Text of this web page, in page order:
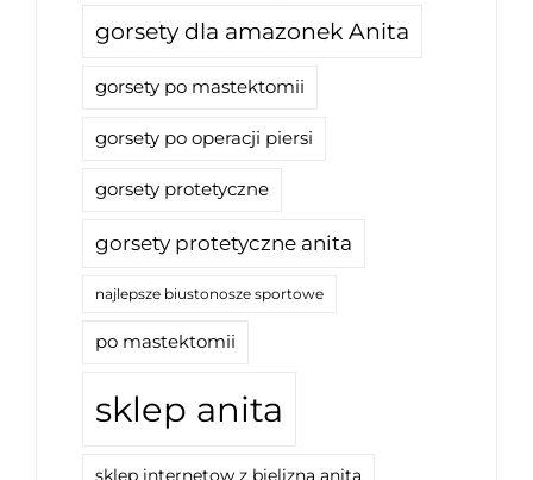
gorsety dla amazonek Anita
gorsety po mastektomii
gorsety po operacji piersi
gorsety protetyczne
gorsety protetyczne anita
najlepsze biustonosze sportowe
po mastektomii
sklep anita
sklep internetow z bielizną anita